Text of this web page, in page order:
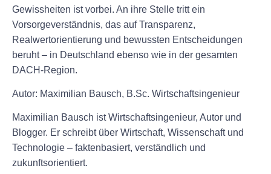
Gewissheiten ist vorbei. An ihre Stelle tritt ein
Vorsorgeverständnis, das auf Transparenz,
Realwertorientierung und bewussten Entscheidungen
beruht – in Deutschland ebenso wie in der gesamten
DACH-Region.
Autor: Maximilian Bausch, B.Sc. Wirtschaftsingenieur
Maximilian Bausch ist Wirtschaftsingenieur, Autor und
Blogger. Er schreibt über Wirtschaft, Wissenschaft und
Technologie – faktenbasiert, verständlich und
zukunftsorientiert.